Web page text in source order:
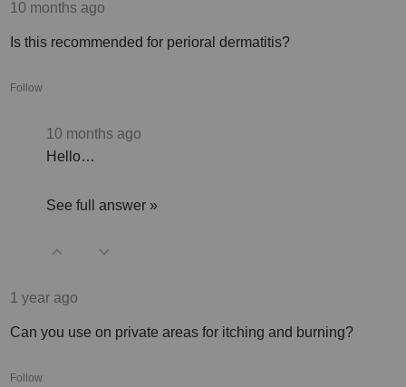
10 months ago
Is this recommended for perioral dermatitis?
Follow
10 months ago
Hello…
See full answer »
1 year ago
Can you use on private areas for itching and burning?
Follow